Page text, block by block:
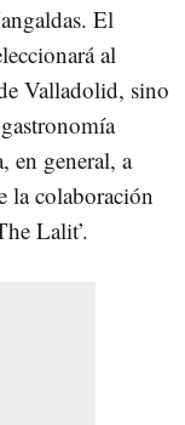
El
al
Valladolid, sino
en general, a
la colaboración
Lalit’.